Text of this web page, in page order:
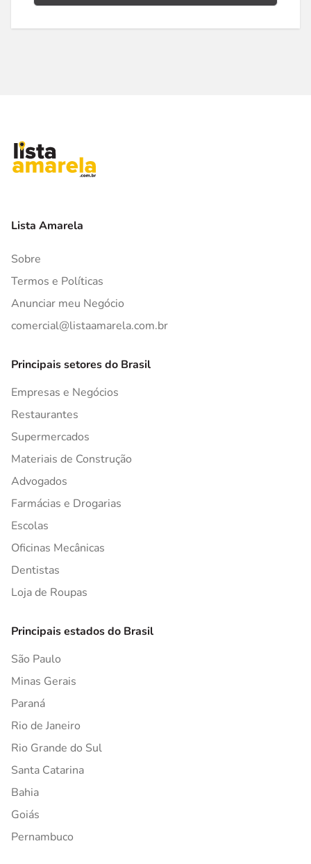
Lista Amarela
Sobre
Termos e Políticas
Anunciar meu Negócio
comercial@listaamarela.com.br
Principais setores do Brasil
Empresas e Negócios
Restaurantes
Supermercados
Materiais de Construção
Advogados
Farmácias e Drogarias
Escolas
Oficinas Mecânicas
Dentistas
Loja de Roupas
Principais estados do Brasil
São Paulo
Minas Gerais
Paraná
Rio de Janeiro
Rio Grande do Sul
Santa Catarina
Bahia
Goiás
Pernambuco